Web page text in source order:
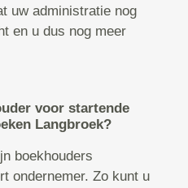
uw administratie nog
en u dus nog meer
voor startende
Langbroek?
boekhouders
ondernemer. Zo kunt u